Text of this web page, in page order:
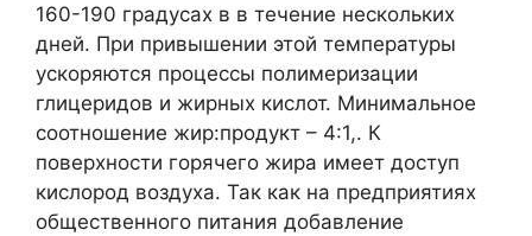
160-190 градусах в в течение нескольких
дней. При привышении этой температуры
ускоряются процессы полимеризации
глицеридов и жирных кислот. Минимальное
соотношение жир:продукт – 4:1,. К
поверхности горячего жира имеет доступ
кислород воздуха. Так как на предприятиях
общественного питания добавление